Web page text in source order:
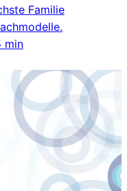
Familie
min